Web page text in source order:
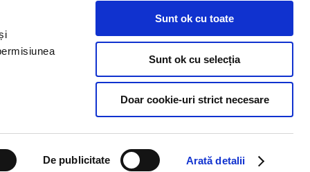
De publicitate Arată detalii
Sunt ok cu toate
Sunt ok cu selecția
Doar cookie-uri strict necesare